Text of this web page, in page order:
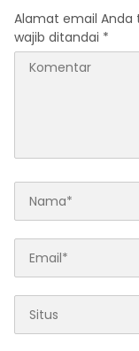
Alamat email Anda
wajib ditandai *